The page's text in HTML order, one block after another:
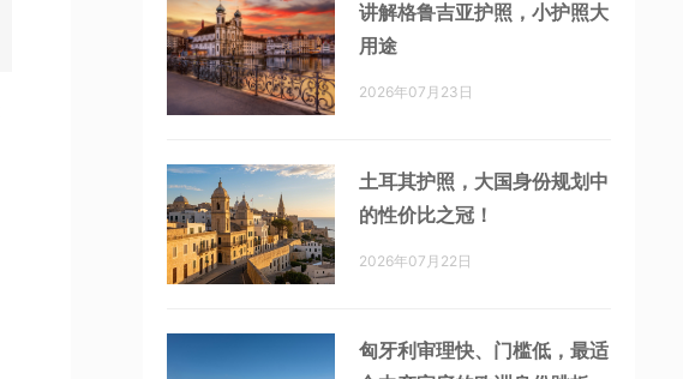
讲解格鲁吉亚护照，小护照大
用途
2026年07月23日
土耳其护照，大国身份规划中
的性价比之冠！
2026年07月22日
匈牙利审理快、门槛低，最适